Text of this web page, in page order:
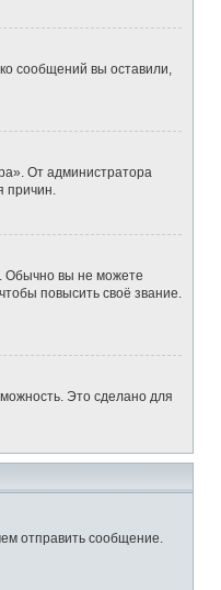
сообщений вы оставили,
От администратора
причин.
Обычно вы не можете
повысить своё звание.
Это сделано для
отправить сообщение.